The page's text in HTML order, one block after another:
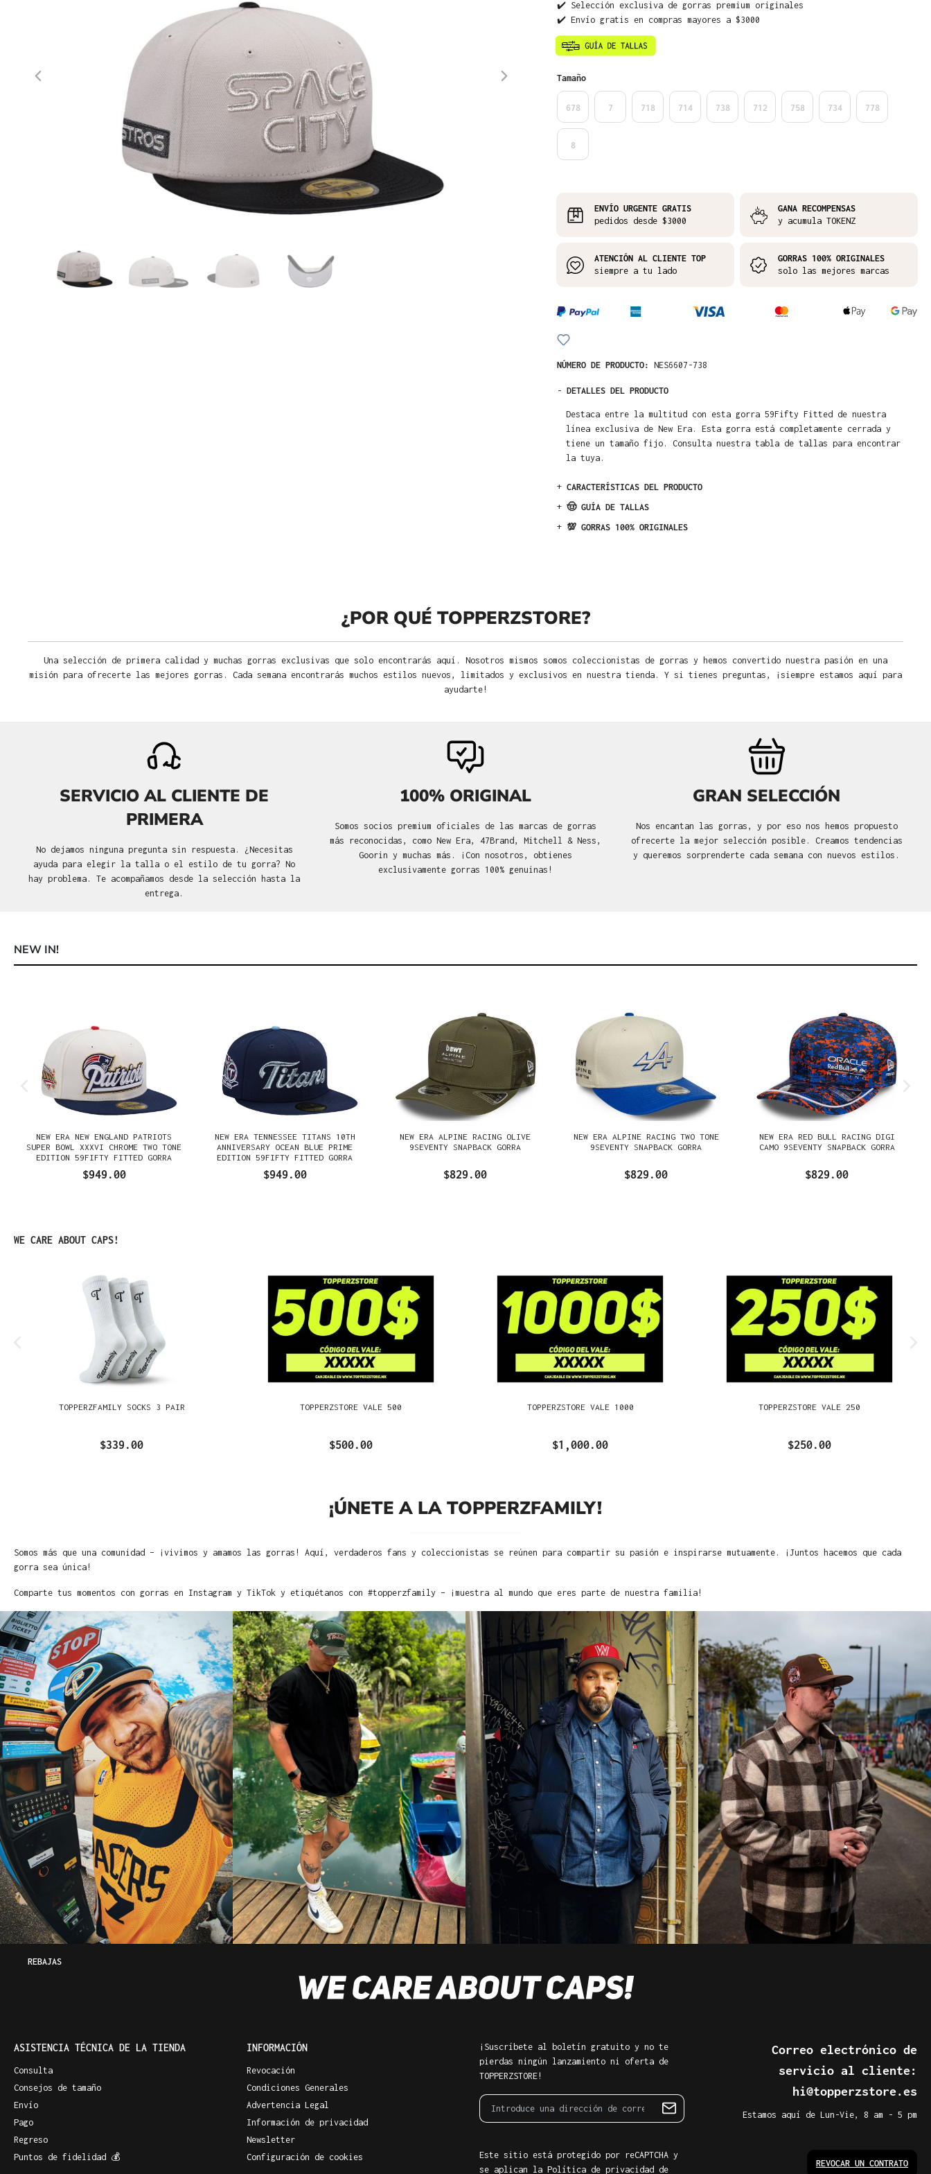
✔️ Selección exclusiva de gorras premium originales
✔️ Envío gratis en compras mayores a $3000
Seleccione
Tamaño
678 7 718 714 738 712 758 734 778
8
ENVÍO URGENTE GRATIS
pedidos desde $3000
GANA RECOMPENSAS
y acumula TOKENZ
ATENCIÓN AL CLIENTE TOP
siempre a tu lado
GORRAS 100% ORIGINALES
solo las mejores marcas
NÚMERO DE PRODUCTO: NES6607-738
- DETALLES DEL PRODUCTO
Destaca entre la multitud con esta gorra 59Fifty Fitted de nuestra
línea exclusiva de New Era. Esta gorra está completamente cerrada y
tiene un tamaño fijo. Consulta nuestra tabla de tallas para encontrar
la tuya.
+ CARACTERÍSTICAS DEL PRODUCTO
+ 🤠 GUÍA DE TALLAS
+ 💯 GORRAS 100% ORIGINALES
¿POR QUÉ TOPPERZSTORE?
Una selección de primera calidad y muchas gorras exclusivas que solo encontrarás aquí. Nosotros mismos somos coleccionistas de gorras y hemos convertido nuestra pasión en una
misión para ofrecerte las mejores gorras. Cada semana encontrarás muchos estilos nuevos, limitados y exclusivos en nuestra tienda. Y si tienes preguntas, ¡siempre estamos aquí para
ayudarte!
SERVICIO AL CLIENTE DE
PRIMERA
No dejamos ninguna pregunta sin respuesta. ¿Necesitas
ayuda para elegir la talla o el estilo de tu gorra? No
hay problema. Te acompañamos desde la selección hasta la
entrega.
100% ORIGINAL
Somos socios premium oficiales de las marcas de gorras
más reconocidas, como New Era, 47Brand, Mitchell & Ness,
Goorin y muchas más. ¡Con nosotros, obtienes
exclusivamente gorras 100% genuinas!
GRAN SELECCIÓN
Nos encantan las gorras, y por eso nos hemos propuesto
ofrecerte la mejor selección posible. Creamos tendencias
y queremos sorprenderte cada semana con nuevos estilos.
NEW IN!
NEW ERA NEW ENGLAND PATRIOTS
SUPER BOWL XXXVI CHROME TWO TONE
EDITION 59FIFTY FITTED GORRA
$949.00
NEW ERA TENNESSEE TITANS 10TH
ANNIVERSARY OCEAN BLUE PRIME
EDITION 59FIFTY FITTED GORRA
$949.00
NEW ERA ALPINE RACING OLIVE
9SEVENTY SNAPBACK GORRA
$829.00
NEW ERA ALPINE RACING TWO TONE
9SEVENTY SNAPBACK GORRA
$829.00
NEW ERA RED BULL RACING DIGI
CAMO 9SEVENTY SNAPBACK GORRA
$829.00
Omitir la galería de productos
WE CARE ABOUT CAPS!
TOPPERZFAMILY SOCKS 3 PAIR
$339.00
TOPPERZSTORE VALE 500
$500.00
TOPPERZSTORE VALE 1000
$1,000.00
TOPPERZSTORE VALE 250
$250.00
¡ÚNETE A LA TOPPERZFAMILY!
Somos más que una comunidad – ¡vivimos y amamos las gorras! Aquí, verdaderos fans y coleccionistas se reúnen para compartir su pasión e inspirarse mutuamente. ¡Juntos hacemos que cada
gorra sea única!
Comparte tus momentos con gorras en Instagram y TikTok y etiquétanos con #topperzfamily – ¡muestra al mundo que eres parte de nuestra familia!
REBAJAS
ASISTENCIA TÉCNICA DE LA TIENDA
Consulta
Consejos de tamaño
Envío
Pago
Regreso
Puntos de fidelidad 💰
INFORMACIÓN
Revocación
Condiciones Generales
Advertencia Legal
Información de privacidad
Newsletter
Configuración de cookies
¡Suscríbete al boletín gratuito y no te
pierdas ningún lanzamiento ni oferta de
TOPPERZSTORE!
Este sitio está protegido por reCAPTCHA y
se aplican la Política de privacidad de
Correo electrónico de
servicio al cliente:
hi@topperzstore.es
Estamos aquí de Lun-Vie, 8 am - 5 pm
REVOCAR UN CONTRATO